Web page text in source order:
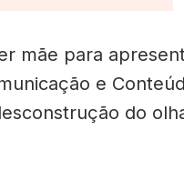
mãe para
e
do